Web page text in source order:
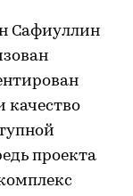
Сафиуллин
качество
проекта